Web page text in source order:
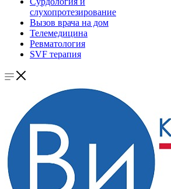
слухопротезирование
Вызов врача на дом
Телемедицина
Ревматология
SVF терапия